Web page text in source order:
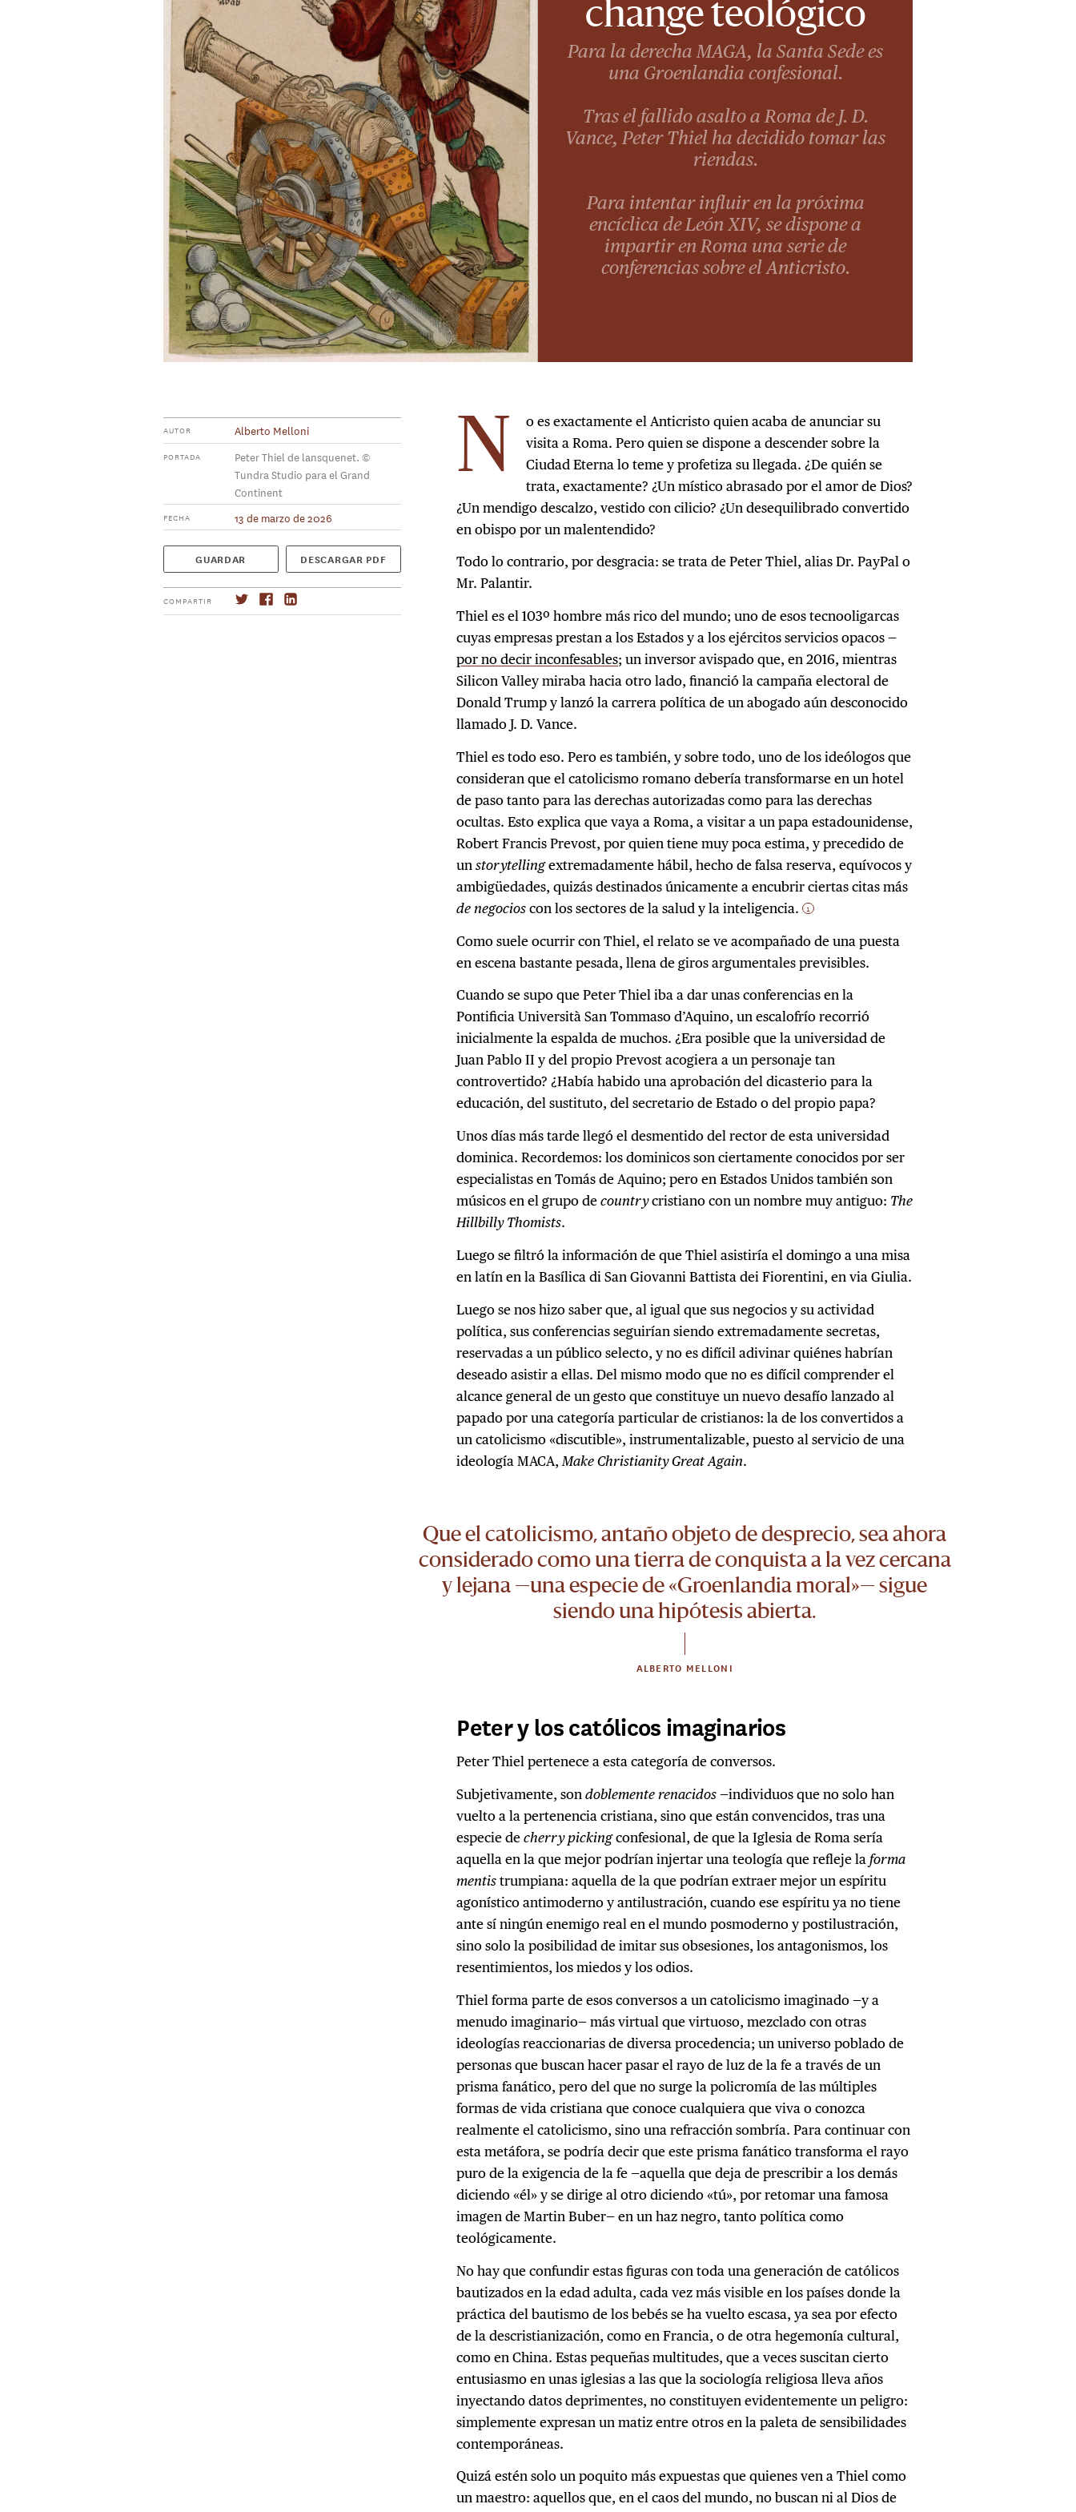
change teológico
Para la derecha MAGA, la Santa Sede es
una Groenlandia confesional.
Tras el fallido asalto a Roma de J. D.
Vance, Peter Thiel ha decidido tomar las
riendas.
Para intentar influir en la próxima
encíclica de León XIV, se dispone a
impartir en Roma una serie de
conferencias sobre el Anticristo.
AUTOR Alberto Melloni
PORTADA
Peter Thiel de lansquenet. ©
Tundra Studio para el Grand
Continent
FECHA 13 de marzo de 2026
GUARDAR DESCARGAR PDF
COMPARTIR
N
o es exactamente el Anticristo quien acaba de anunciar su
visita a Roma. Pero quien se dispone a descender sobre la
Ciudad Eterna lo teme y profetiza su llegada. ¿De quién se
trata, exactamente? ¿Un místico abrasado por el amor de Dios?
¿Un mendigo descalzo, vestido con cilicio? ¿Un desequilibrado convertido
en obispo por un malentendido?
Todo lo contrario, por desgracia: se trata de Peter Thiel, alias Dr. PayPal o
Mr. Palantir.
Thiel es el 103º hombre más rico del mundo; uno de esos tecnooligarcas
cuyas empresas prestan a los Estados y a los ejércitos servicios opacos —
por no decir inconfesables; un inversor avispado que, en 2016, mientras
Silicon Valley miraba hacia otro lado, financió la campaña electoral de
Donald Trump y lanzó la carrera política de un abogado aún desconocido
llamado J. D. Vance.
Thiel es todo eso. Pero es también, y sobre todo, uno de los ideólogos que
consideran que el catolicismo romano debería transformarse en un hotel
de paso tanto para las derechas autorizadas como para las derechas
ocultas. Esto explica que vaya a Roma, a visitar a un papa estadounidense,
Robert Francis Prevost, por quien tiene muy poca estima, y precedido de
unstorytellingextremadamente hábil, hecho de falsa reserva, equívocos y
ambigüedades, quizás destinados únicamente a encubrir ciertas citas más
de negocioscon los sectores de la salud y la inteligencia. 1
Como suele ocurrir con Thiel, el relato se ve acompañado de una puesta
en escena bastante pesada, llena de giros argumentales previsibles.
Cuando se supo que Peter Thiel iba a dar unas conferencias en la
Pontificia Università San Tommaso d’Aquino, un escalofrío recorrió
inicialmente la espalda de muchos. ¿Era posible que la universidad de
Juan Pablo II y del propio Prevost acogiera a un personaje tan
controvertido? ¿Había habido una aprobación del dicasterio para la
educación, del sustituto, del secretario de Estado o del propio papa?
Unos días más tarde llegó el desmentido del rector de esta universidad
dominica. Recordemos: los dominicos son ciertamente conocidos por ser
especialistas en Tomás de Aquino; pero en Estados Unidos también son
músicos en el grupo decountrycristiano con un nombre muy antiguo: The
Hillbilly Thomists.
Luego se filtró la información de que Thiel asistiría el domingo a una misa
en latín en la Basílica di San Giovanni Battista dei Fiorentini, en via Giulia.
Luego se nos hizo saber que, al igual que sus negocios y su actividad
política, sus conferencias seguirían siendo extremadamente secretas,
reservadas a un público selecto, y no es difícil adivinar quiénes habrían
deseado asistir a ellas. Del mismo modo que no es difícil comprender el
alcance general de un gesto que constituye un nuevo desafío lanzado al
papado por una categoría particular de cristianos: la de los convertidos a
un catolicismo «discutible», instrumentalizable, puesto al servicio de una
ideología MACA, Make Christianity Great Again.
Que el catolicismo, antaño objeto de desprecio, sea ahora
considerado como una tierra de conquista a la vez cercana
y lejana —una especie de «Groenlandia moral»— sigue
siendo una hipótesis abierta.
ALBERTO MELLONI
Peter y los católicos imaginarios
Peter Thiel pertenece a esta categoría de conversos.
Subjetivamente, sondoblemente renacidos—individuos que no solo han
vuelto a la pertenencia cristiana, sino que están convencidos, tras una
especie decherry pickingconfesional, de que la Iglesia de Roma sería
aquella en la que mejor podrían injertar una teología que refleje la forma
mentistrumpiana: aquella de la que podrían extraer mejor un espíritu
agonístico antimoderno y antilustración, cuando ese espíritu ya no tiene
ante sí ningún enemigo real en el mundo posmoderno y postilustración,
sino solo la posibilidad de imitar sus obsesiones, los antagonismos, los
resentimientos, los miedos y los odios.
Thiel forma parte de esos conversos a un catolicismo imaginado —y a
menudo imaginario— más virtual que virtuoso, mezclado con otras
ideologías reaccionarias de diversa procedencia; un universo poblado de
personas que buscan hacer pasar el rayo de luz de la fe a través de un
prisma fanático, pero del que no surge la policromía de las múltiples
formas de vida cristiana que conoce cualquiera que viva o conozca
realmente el catolicismo, sino una refracción sombría. Para continuar con
esta metáfora, se podría decir que este prisma fanático transforma el rayo
puro de la exigencia de la fe —aquella que deja de prescribir a los demás
diciendo «él» y se dirige al otro diciendo «tú», por retomar una famosa
imagen de Martin Buber— en un haz negro, tanto política como
teológicamente.
No hay que confundir estas figuras con toda una generación de católicos
bautizados en la edad adulta, cada vez más visible en los países donde la
práctica del bautismo de los bebés se ha vuelto escasa, ya sea por efecto
de la descristianización, como en Francia, o de otra hegemonía cultural,
como en China. Estas pequeñas multitudes, que a veces suscitan cierto
entusiasmo en unas iglesias a las que la sociología religiosa lleva años
inyectando datos deprimentes, no constituyen evidentemente un peligro:
simplemente expresan un matiz entre otros en la paleta de sensibilidades
contemporáneas.
Quizá estén solo un poquito más expuestas que quienes ven a Thiel como
un maestro: aquellos que, en el caos del mundo, no buscan ni al Dios de